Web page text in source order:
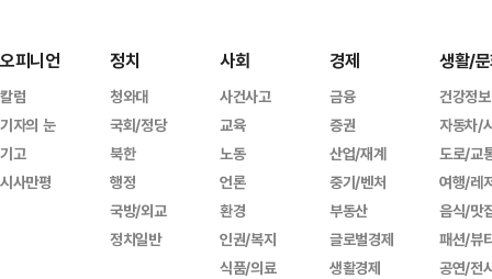
오피니언
칼럼
기자의 눈
기고
시사만평
정치
청와대
국회/정당
북한
행정
국방/외교
정치일반
사회
사건사고
교육
노동
언론
환경
인권/복지
식품/의료
경제
금융
증권
산업/재계
중기/벤처
부동산
글로벌경제
생활경제
생활/
건강정보
자동차/
도로/교
여행/레
음식/맛
패션/뷰
공연/전